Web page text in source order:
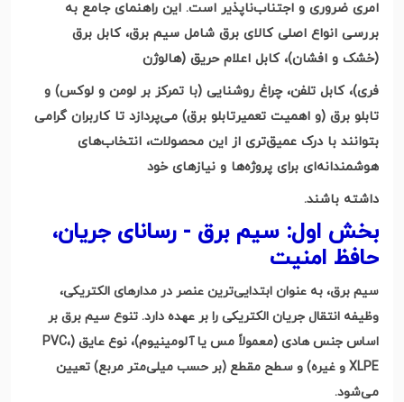
امری ضروری و اجتناب‌ناپذیر است. این راهنمای جامع به
بررسی انواع اصلی کالای برق شامل سیم برق، کابل برق
(خشک و افشان)، کابل اعلام حریق (هالوژن
فری)، کابل تلفن، چراغ روشنایی (با تمرکز بر لومن و لوکس) و
تابلو برق (و اهمیت تعمیرتابلو برق) می‌پردازد تا کاربران گرامی
بتوانند با درک عمیق‌تری از این محصولات، انتخاب‌های
هوشمندانه‌ای برای پروژه‌ها و نیازهای خود
داشته باشند.
بخش اول: سیم برق - رسانای جریان،
حافظ امنیت
سیم برق، به عنوان ابتدایی‌ترین عنصر در مدارهای الکتریکی،
وظیفه انتقال جریان الکتریکی را بر عهده دارد. تنوع سیم برق بر
اساس جنس هادی (معمولاً مس یا آلومینیوم)، نوع عایق (PVC،
XLPE و غیره) و سطح مقطع (بر حسب میلی‌متر مربع) تعیین
می‌شود.